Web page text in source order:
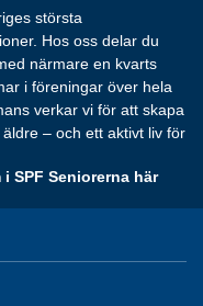
största
Hos oss delar du
närmare en kvarts
i föreningar över hela
verkar vi för att skapa
– och ett aktivt liv för
i SPF Seniorerna här